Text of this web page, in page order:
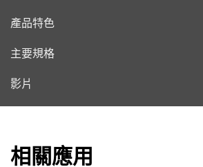
產品特色
主要規格
影片
相關應用